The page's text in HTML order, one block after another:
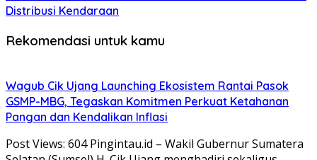
Distribusi Kendaraan
Rekomendasi untuk kamu
Wagub Cik Ujang Launching Ekosistem Rantai Pasok
GSMP-MBG, Tegaskan Komitmen Perkuat Ketahanan
Pangan dan Kendalikan Inflasi
Post Views: 604 Pingintau.id – Wakil Gubernur Sumatera